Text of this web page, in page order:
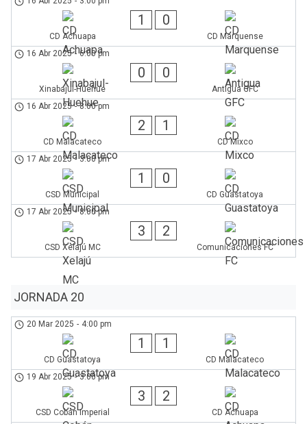
CD Achuapa
1 0
CD Marquense
16 Abr 2025 - 6:00 pm
Xinabajul-Huehue
0 0
Antigua GFC
16 Abr 2025 - 8:00 pm
CD Malacateco
2 1
CD Mixco
17 Abr 2025 - 3:00 pm
CSD Municipal
1 0
CD Guastatoya
17 Abr 2025 - 8:00 pm
CSD Xelajú MC
3 2
Comunicaciones FC
JORNADA 20
20 Mar 2025 - 4:00 pm
CD Guastatoya
1 1
CD Malacateco
19 Abr 2025 - 3:00 pm
CSD Cobán Imperial
3 2
CD Achuapa